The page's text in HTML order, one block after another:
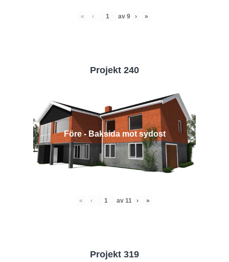
« ‹ av 9 › »
Projekt 240
Före - Baksida mot sydost
« ‹ av 11 › »
Projekt 319